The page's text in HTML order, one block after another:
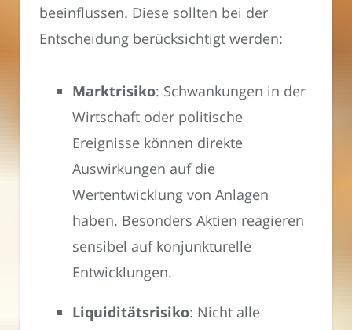
beeinflussen. Diese sollten bei der
Entscheidung berücksichtigt werden:
Marktrisiko: Schwankungen in der
Wirtschaft oder politische
Ereignisse können direkte
Auswirkungen auf die
Wertentwicklung von Anlagen
haben. Besonders Aktien reagieren
sensibel auf konjunkturelle
Entwicklungen.
Liquiditätsrisiko: Nicht alle